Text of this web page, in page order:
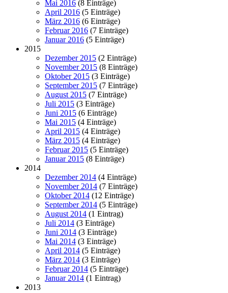
Mai 2016 (8 Einträge)
April 2016 (5 Einträge)
März 2016 (6 Einträge)
Februar 2016 (7 Einträge)
Januar 2016 (5 Einträge)
2015
Dezember 2015 (2 Einträge)
November 2015 (8 Einträge)
Oktober 2015 (3 Einträge)
September 2015 (7 Einträge)
August 2015 (7 Einträge)
Juli 2015 (3 Einträge)
Juni 2015 (6 Einträge)
Mai 2015 (4 Einträge)
April 2015 (4 Einträge)
März 2015 (4 Einträge)
Februar 2015 (5 Einträge)
Januar 2015 (8 Einträge)
2014
Dezember 2014 (4 Einträge)
November 2014 (7 Einträge)
Oktober 2014 (12 Einträge)
September 2014 (5 Einträge)
August 2014 (1 Eintrag)
Juli 2014 (3 Einträge)
Juni 2014 (3 Einträge)
Mai 2014 (3 Einträge)
April 2014 (5 Einträge)
März 2014 (3 Einträge)
Februar 2014 (5 Einträge)
Januar 2014 (1 Eintrag)
2013